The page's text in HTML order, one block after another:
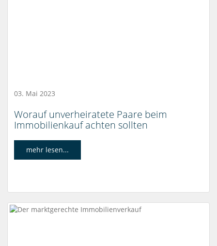
03. Mai 2023
Worauf unverheiratete Paare beim
Immobilienkauf achten sollten
mehr lesen...